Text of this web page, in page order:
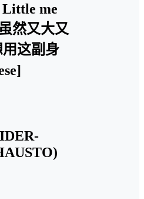
Little me
然又大又
这副身